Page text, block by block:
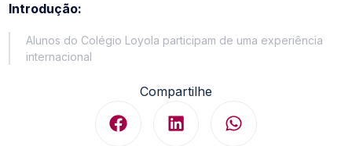
Introdução:
Alunos do Colégio Loyola participam de uma experiência
internacional
Compartilhe